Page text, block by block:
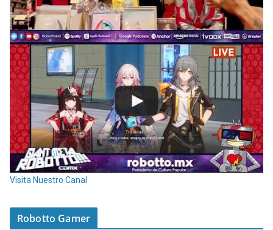
Visita Nuestro Canal
Robotto Gamer